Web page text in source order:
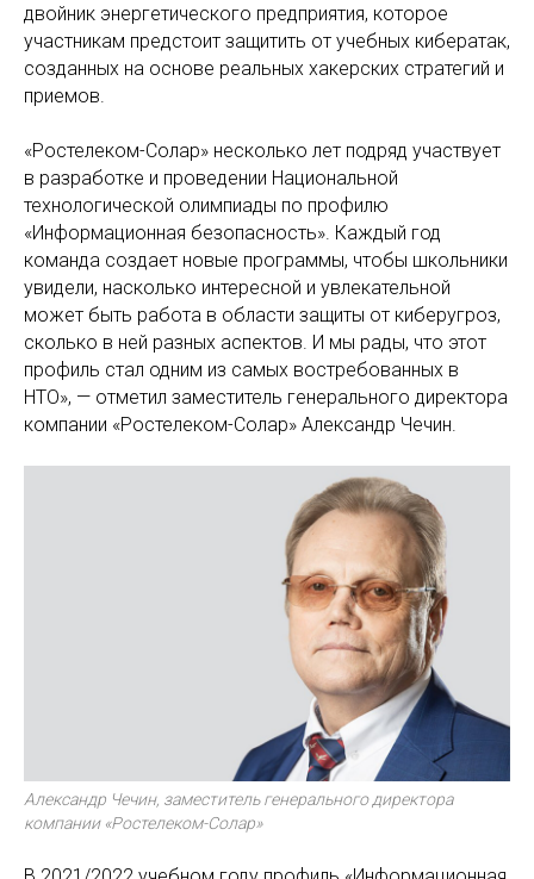
двойник энергетического предприятия, которое
участникам предстоит защитить от учебных кибератак,
созданных на основе реальных хакерских стратегий и
приемов.
«Ростелеком-Солар» несколько лет подряд участвует
в разработке и проведении Национальной
технологической олимпиады по профилю
«Информационная безопасность». Каждый год
команда создает новые программы, чтобы школьники
увидели, насколько интересной и увлекательной
может быть работа в области защиты от киберугроз,
сколько в ней разных аспектов. И мы рады, что этот
профиль стал одним из самых востребованных в
НТО», — отметил заместитель генерального директора
компании «Ростелеком-Солар» Александр Чечин.
Александр Чечин, заместитель генерального директора
компании «Ростелеком-Солар»